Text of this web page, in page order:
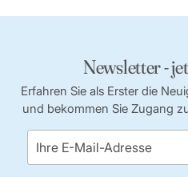
Newsletter -
Erfahren Sie als Erster die
und bekommen Sie Zugang